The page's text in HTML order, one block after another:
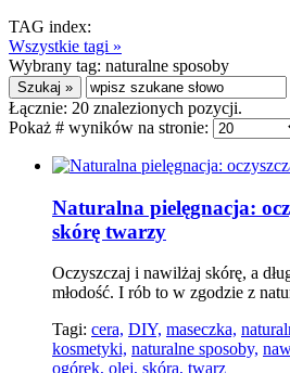
TAG index:
Wszystkie tagi »
Wybrany tag: naturalne sposoby
Łącznie: 20 znalezionych pozycji.
Pokaż # wyników na stronie:
Naturalna pielęgnacja:
skórę twarzy
Oczyszczaj i nawilżaj skórę, a
młodość. I rób to w zgodzie z
Tagi: cera, DIY, maseczka,
kosmetyki, naturalne sposoby,
ogórek, olej, skóra, twarz